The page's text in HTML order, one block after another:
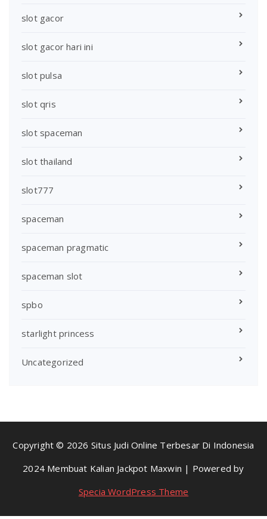
slot gacor
slot gacor hari ini
slot pulsa
slot qris
slot spaceman
slot thailand
slot777
spaceman
spaceman pragmatic
spaceman slot
spbo
starlight princess
Uncategorized
Copyright © 2026 Situs Judi Online Terbesar Di Indonesia
2024 Membuat Kalian Jackpot Maxwin | Powered by
Specia WordPress Theme